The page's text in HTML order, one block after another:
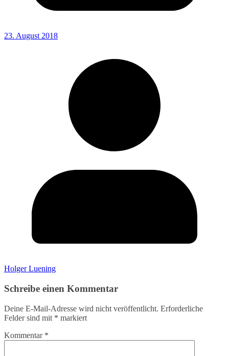
23. August 2018
Holger Luening
Schreibe einen Kommentar
Deine E-Mail-Adresse wird nicht veröffentlicht. Erforderliche
Felder sind mit * markiert
Kommentar *